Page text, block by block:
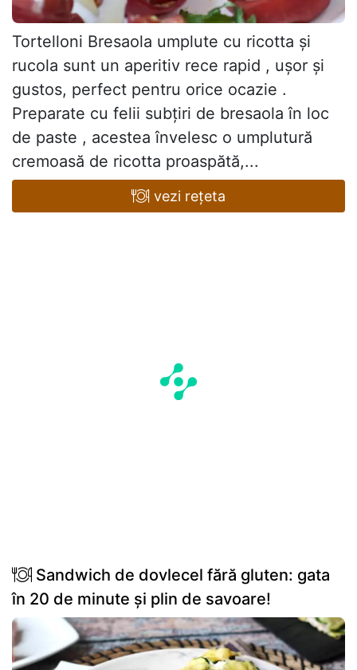
Tortelloni Bresaola umplute cu ricotta și
rucola sunt un aperitiv rece rapid , ușor și
gustos, perfect pentru orice ocazie .
Preparate cu felii subțiri de bresaola în loc
de paste , acestea învelesc o umplutură
cremoasă de ricotta proaspătă,...
vezi rețeta
Sandwich de dovlecel fără gluten: gata
în 20 de minute și plin de savoare!